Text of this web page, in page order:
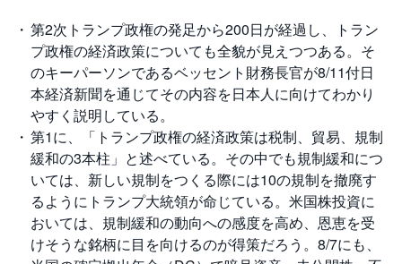
資
信
託
債
券
FX
お
ま
か
せ
投
資
PICK
UP
第2次トランプ政権の発足から200日が経過し、トラン
プ政権の経済政策についても全貌が見えつつある。そ
のキーパーソンであるベッセント財務長官が8/11付日
本経済新聞を通じてその内容を日本人に向けてわかり
やすく説明している。
第1に、「トランプ政権の経済政策は税制、貿易、規制
緩和の3本柱」と述べている。その中でも規制緩和につ
いては、新しい規制をつくる際には10の規制を撤廃す
るようにトランプ大統領が命じている。米国株投資に
おいては、規制緩和の動向への感度を高め、恩恵を受
けそうな銘柄に目を向けるのが得策だろう。8/7にも、